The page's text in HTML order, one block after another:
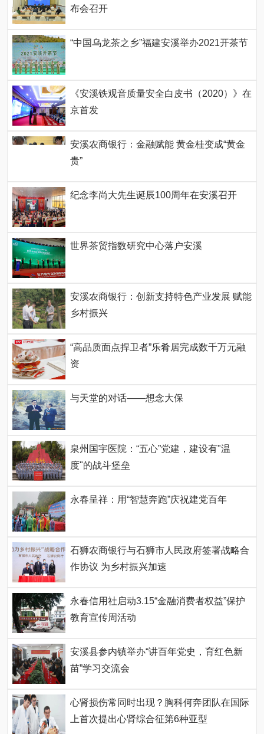
布会召开
“中国乌龙茶之乡”福建安溪举办2021开茶节
《安溪铁观音质量安全白皮书（2020）》在
京首发
安溪农商银行：金融赋能 黄金桂变成“黄金
贵”
纪念李尚大先生诞辰100周年在安溪召开
世界茶贸指数研究中心落户安溪
安溪农商银行：创新支持特色产业发展 赋能
乡村振兴
“高品质面点捍卫者”乐肴居完成数千万元融
资
与天堂的对话——想念大保
泉州国宇医院：“五心”党建，建设有"温
度"的战斗堡垒
永春呈祥：用“智慧奔跑”庆祝建党百年
石狮农商银行与石狮市人民政府签署战略合
作协议 为乡村振兴加速
永春信用社启动3.15“金融消费者权益”保护
教育宣传周活动
安溪县参内镇举办“讲百年党史，育红色新
苗”学习交流会
心肾损伤常同时出现？胸科何奔团队在国际
上首次提出心肾综合征第6种亚型